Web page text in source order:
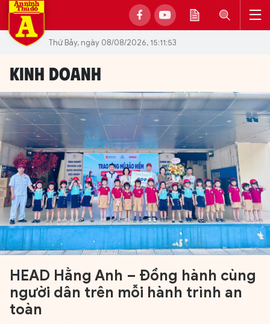
Thứ Bảy, ngày 08/08/2026, 15:11:53
KINH DOANH
HEAD Hằng Anh – Đồng hành cùng
người dân trên mỗi hành trình an
toàn